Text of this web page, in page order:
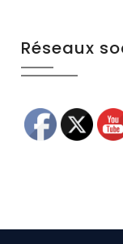
Réseaux